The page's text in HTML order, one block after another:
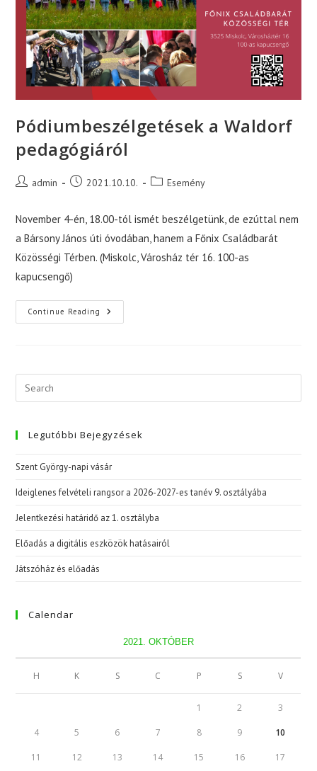
Pódiumbeszélgetések a Waldorf
pedagógiáról
Postadmin
Post2021.10.10.
PostEsemény
November 4-én, 18.00-tól ismét beszélgetünk, de ezúttal nem
a Bársony János úti óvodában, hanem a Főnix Családbarát
Közösségi Térben. (Miskolc, Városház tér 16. 100-as
kapucsengő)
Continue Reading Pódiumbeszélgetések
A
Legutóbbi Bejegyzések
Szent György-napi vásár
Ideiglenes felvételi rangsor a 2026-2027-es tanév 9. osztályába
Jelentkezési határidő az 1. osztályba
Előadás a digitális eszközök hatásairól
Játszóház és előadás
Calendar
2021. OKTÓBER
H K S C P S V
1 2 3
4 5 6 7 8 9 10
11 12 13 14 15 16 17